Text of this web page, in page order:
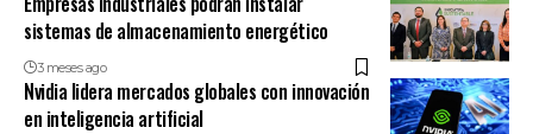
sistemas de almacenamiento energético
3 meses ago
Nvidia lidera mercados globales con innovación
en inteligencia artificial